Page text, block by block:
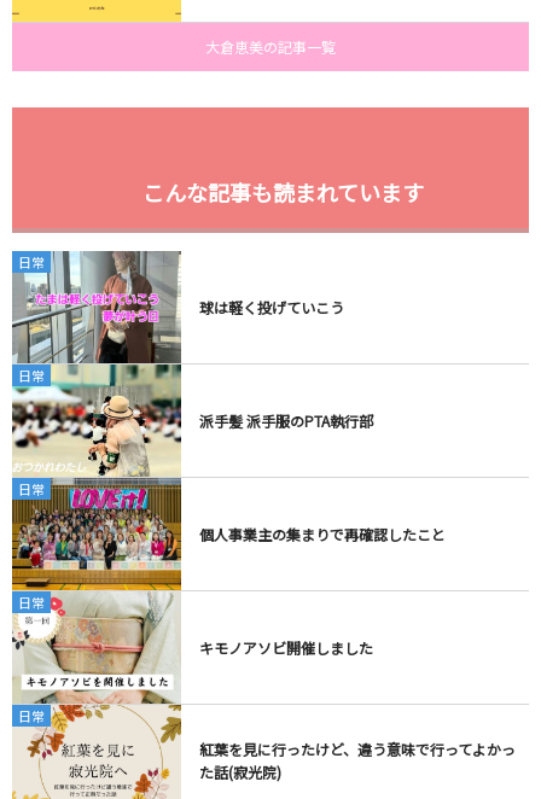
大倉恵美の記事一覧
こんな記事も読まれています
日常
球は軽く投げていこう
日常
派手髪 派手服のPTA執行部
日常
個人事業主の集まりで再確認したこと
日常
キモノアソビ開催しました
日常
紅葉を見に行ったけど、違う意味で行ってよかっ
た話(寂光院)